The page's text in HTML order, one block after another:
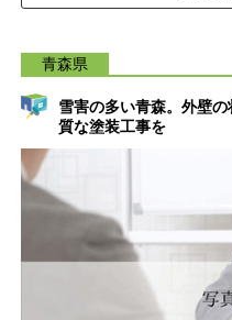
青森県
雪害の多い青森。外壁
質な塗装工事を